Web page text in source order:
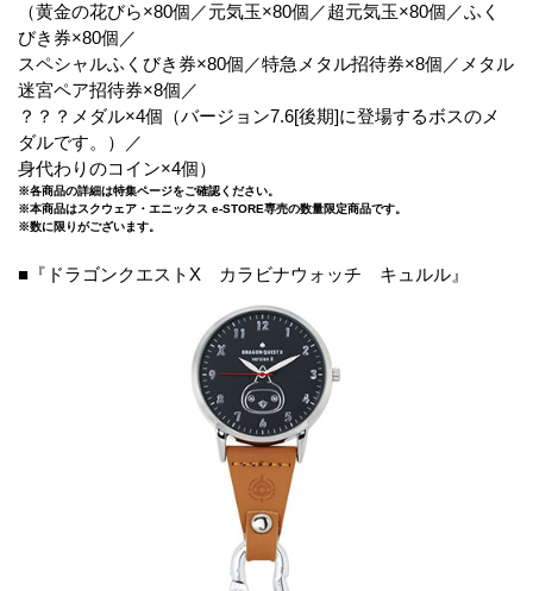
（黄金の花びら×80個／元気玉×80個／超元気玉×80個／ふく
びき券×80個／
スペシャルふくびき券×80個／特急メタル招待券×8個／メタル
迷宮ペア招待券×8個／
？？？メダル×4個（バージョン7.6[後期]に登場するボスのメ
ダルです。）／
身代わりのコイン×4個）
※各商品の詳細は特集ページをご確認ください。
※本商品はスクウェア・エニックス e-STORE専売の数量限定商品です。
※数に限りがございます。
■『ドラゴンクエストX カラビナウォッチ キュルル』